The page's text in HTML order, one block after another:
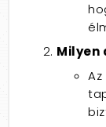
Milyen